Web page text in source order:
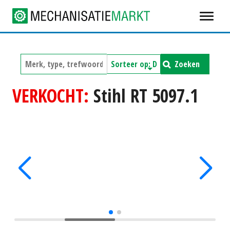
Zoeken
VERKOCHT: Stihl RT 5097.1